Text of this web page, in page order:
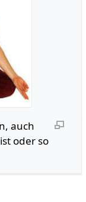
auch
oder so